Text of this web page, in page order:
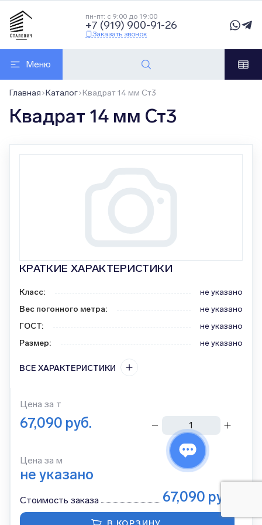
пн-пт: с 9:00 до 19:00
+7 (919) 900-91-26
Заказать звонок
Меню
Главная Каталог Квадрат 14 мм Ст3
Квадрат 14 мм Ст3
КРАТКИЕ ХАРАКТЕРИСТИКИ
Класс:
не указано
Вес погонного метра:
не указано
ГОСТ:
не указано
Размер: не указано
ВСЕ ХАРАКТЕРИСТИКИ
Цена за т
67,090 руб.
тонн
Цена за м
не указано
Стоимость заказа 67,090 руб.